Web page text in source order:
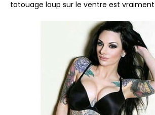
tatouage loup sur le ventre est